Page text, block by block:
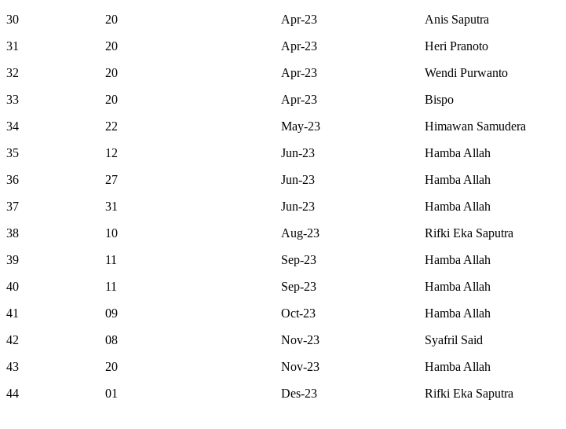
30
20 Apr-23 Anis Saputra
31
20 Apr-23 Heri Pranoto
32
20 Apr-23 Wendi Purwanto
33
20 Apr-23 Bispo
34
22 May-23 Himawan Samudera
35
12 Jun-23 Hamba Allah
36
27 Jun-23 Hamba Allah
37
31 Jun-23 Hamba Allah
38
10 Aug-23 Rifki Eka Saputra
39
11 Sep-23 Hamba Allah
40
11 Sep-23 Hamba Allah
41
09 Oct-23 Hamba Allah
42
08 Nov-23 Syafril Said
43
20 Nov-23 Hamba Allah
44
01 Des-23 Rifki Eka Saputra